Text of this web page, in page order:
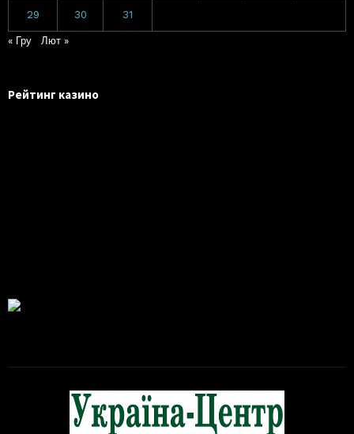
29 30 31
« Гру Лют »
Рейтинг казино